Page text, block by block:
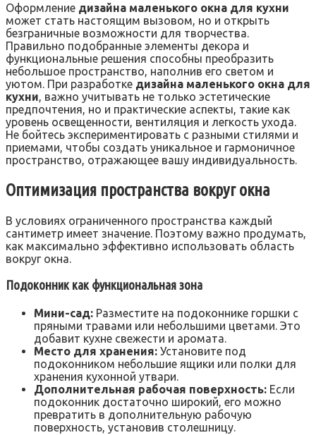
Оформление дизайна маленького окна для кухни
может стать настоящим вызовом, но и открыть
безграничные возможности для творчества.
Правильно подобранные элементы декора и
функциональные решения способны преобразить
небольшое пространство, наполнив его светом и
уютом. При разработке дизайна маленького окна для
кухни, важно учитывать не только эстетические
предпочтения, но и практические аспекты, такие как
уровень освещенности, вентиляция и легкость ухода.
Не бойтесь экспериментировать с разными стилями и
приемами, чтобы создать уникальное и гармоничное
пространство, отражающее вашу индивидуальность.
Оптимизация пространства вокруг окна
В условиях ограниченного пространства каждый
сантиметр имеет значение. Поэтому важно продумать,
как максимально эффективно использовать область
вокруг окна.
Подоконник как функциональная зона
Мини-сад: Разместите на подоконнике горшки с
пряными травами или небольшими цветами. Это
добавит кухне свежести и аромата.
Место для хранения: Установите под
подоконником небольшие ящики или полки для
хранения кухонной утвари.
Дополнительная рабочая поверхность: Если
подоконник достаточно широкий, его можно
превратить в дополнительную рабочую
поверхность, установив столешницу.